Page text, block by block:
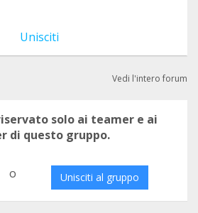
Unisciti
Vedi l'intero forum
solo ai teamer e ai
di questo gruppo.
o Unisciti al gruppo